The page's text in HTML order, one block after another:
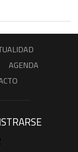
AGENDA